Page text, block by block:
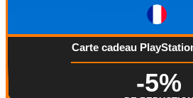
Carte cadeau
-5%